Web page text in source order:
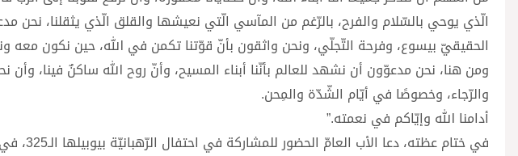
الّذي يوحي بالسّلام والفرح، بالرّغم من المآسي الّتي نعيشها والقلق الّذي يثقلنا، نحن
الحقيقيّ بيسوع، وفرحة التّجلّي، ونحن واثقون بأنّ قوّتنا تكمن في الله، حين نكون معه
ومن هنا، نحن مدعوّون أن نشهد للعالم بأنّنا أبناء المسيح، وأنّ روح الله ساكنٌ فينا، وأن
والرّجاء، وخصوصًا في أيّام الشّدّة والمِحن.
أدامنا الله وإيّاكم في نعمته.”
في ختام عظته، دعا الأب العامّ الحضور للمشاركة في احتفال الرّهبانيّة بيوبيلها الـ325، في 15 آب 2025، في ديرها الأمّ مار شعيا.